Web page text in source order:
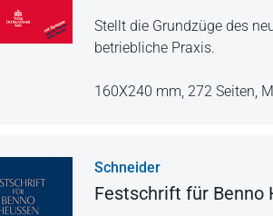
Stellt die Grundzüge des
betriebliche Praxis.
160X240 mm, 272 Seiten,
Schneider
Festschrift für Benno